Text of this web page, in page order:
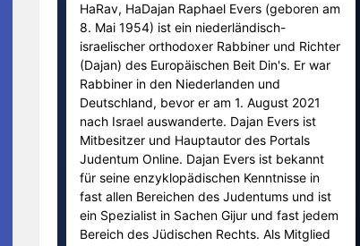
HaRav, HaDajan Raphael Evers (geboren am
8. Mai 1954) ist ein niederländisch-
israelischer orthodoxer Rabbiner und Richter
(Dajan) des Europäischen Beit Din's. Er war
Rabbiner in den Niederlanden und
Deutschland, bevor er am 1. August 2021
nach Israel auswanderte. Dajan Evers ist
Mitbesitzer und Hauptautor des Portals
Judentum Online. Dajan Evers ist bekannt
für seine enzyklopädischen Kenntnisse in
fast allen Bereichen des Judentums und ist
ein Spezialist in Sachen Gijur und fast jedem
Bereich des Jüdischen Rechts. Als Mitglied